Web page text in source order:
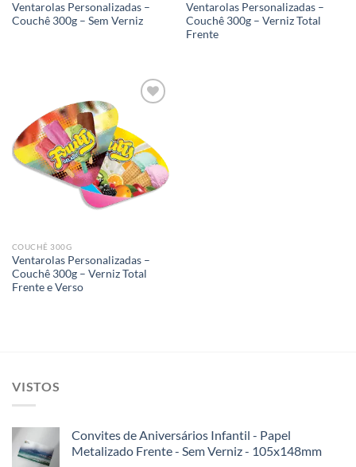
Ventarolas Personalizadas –
Couchê 300g – Sem Verniz
Ventarolas Personalizadas –
Couchê 300g – Verniz Total
Frente
Add to
wishlist
COUCHÊ 300G
Ventarolas Personalizadas –
Couchê 300g – Verniz Total
Frente e Verso
VISTOS
Convites de Aniversários Infantil - Papel
Metalizado Frente - Sem Verniz - 105x148mm